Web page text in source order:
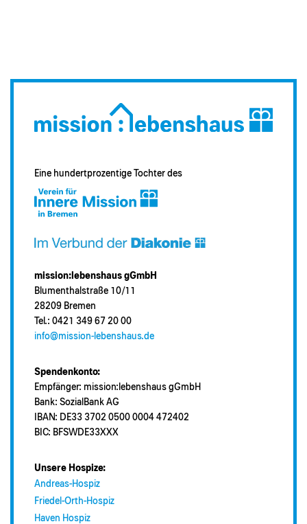
Eine hundertprozentige Tochter des
mission:lebenshaus gGmbH
Blumenthalstraße 10/11
28209 Bremen
Tel.: 0421 349 67 20 00
info@mission-lebenshaus.de
Spendenkonto:
Empfänger: mission:lebenshaus gGmbH
Bank: SozialBank AG
IBAN: DE33 3702 0500 0004 472402
BIC: BFSWDE33XXX
Unsere Hospize:
Andreas-Hospiz
Friedel-Orth-Hospiz
Haven Hospiz